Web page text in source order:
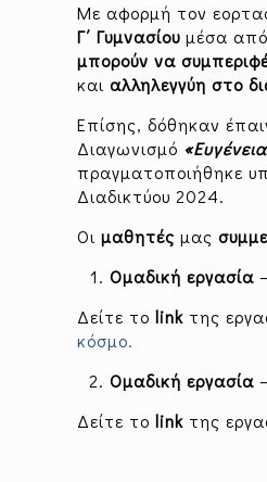
Με αφορμή τον
Γ΄ Γυμνασίου μέσα
μπορούν να
καιαλληλεγγύη στο
Επίσης, δόθηκαν
Διαγωνισμό
πραγματοποιήθηκε
Διαδικτύου 2024.
Οιμαθητές μας
Ομαδική εργασία
Δείτε τοlink της
κόσμο.
Ομαδική εργασία
Δείτε τοlink της